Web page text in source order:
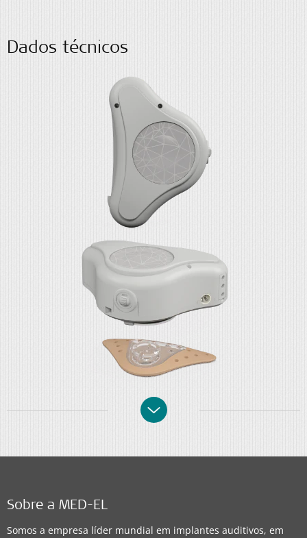
Dados técnicos
Sobre a MED-EL
Somos a empresa líder mundial em implantes auditivos, em